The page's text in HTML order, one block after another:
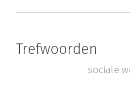
Trefwoorden
sociale